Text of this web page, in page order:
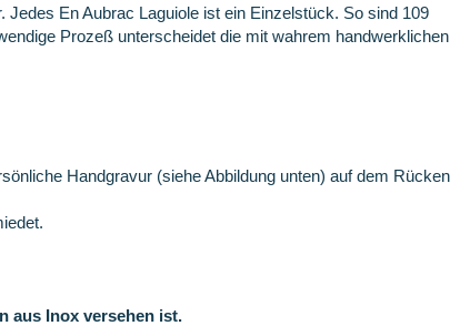
En Aubrac Laguiole ist ein Einzelstück. So sind 109
Prozeß unterscheidet die mit wahrem handwerklichen
Handgravur (siehe Abbildung unten) auf dem Rücken
aus Inox versehen ist.